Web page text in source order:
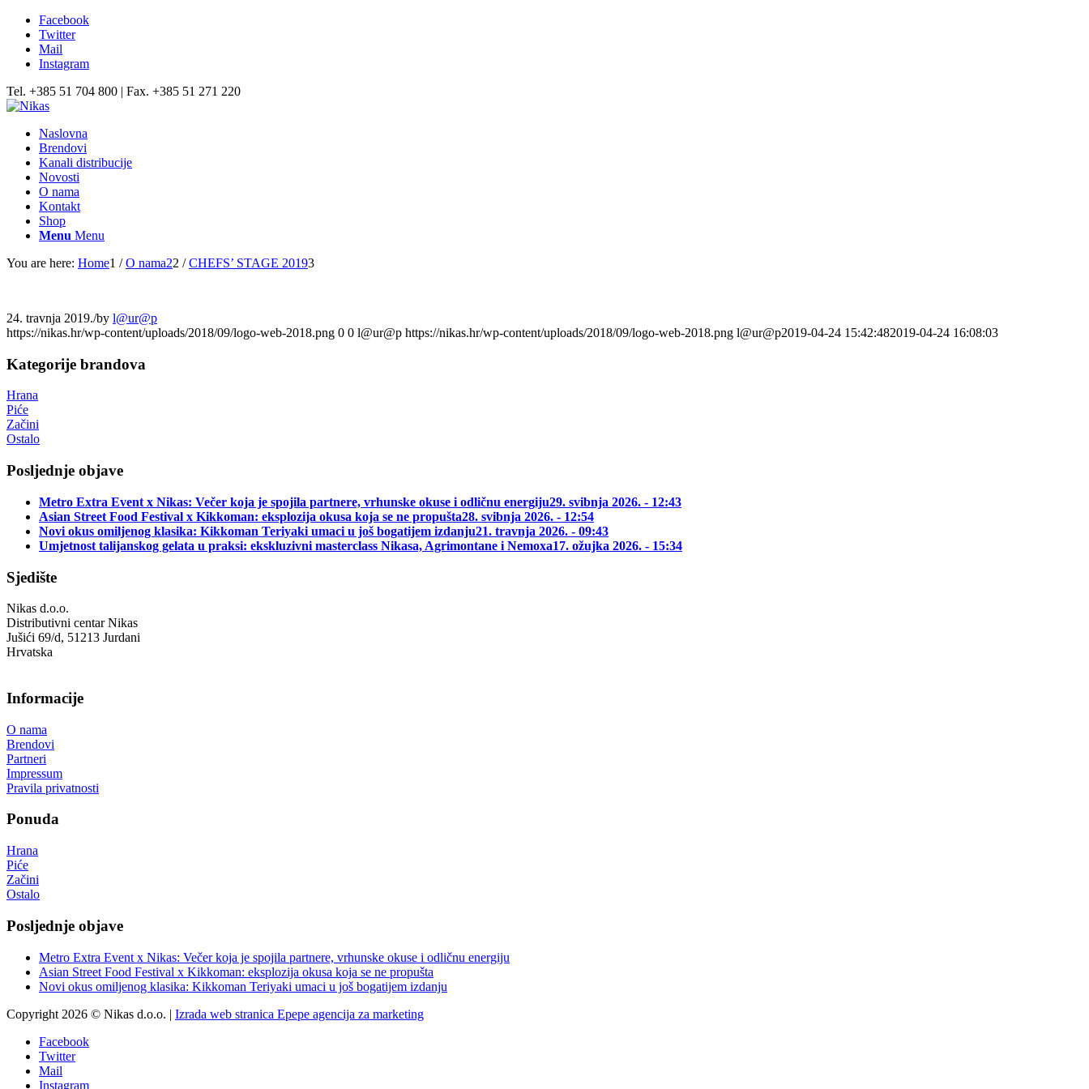
Facebook
Twitter
Mail
Instagram
Tel. +385 51 704 800 | Fax. +385 51 271 220
Naslovna
Brendovi
Kanali distribucije
Novosti
O nama
Kontakt
Shop
Menu Menu
You are here: Home1 / O nama22 / CHEFS’ STAGE 20193
24. travnja 2019./by l@ur@p
https://nikas.hr/wp-content/uploads/2018/09/logo-web-2018.png 0 0 l@ur@p https://nikas.hr/wp-content/uploads/2018/09/logo-web-2018.png l@ur@p2019-04-24 15:42:482019-04-24 16:08:03
Kategorije brandova
Hrana
Piće
Začini
Ostalo
Posljednje objave
Metro Extra Event x Nikas: Večer koja je spojila partnere, vrhunske okuse i odličnu energiju29. svibnja 2026. - 12:43
Asian Street Food Festival x Kikkoman: eksplozija okusa koja se ne propušta28. svibnja 2026. - 12:54
Novi okus omiljenog klasika: Kikkoman Teriyaki umaci u još bogatijem izdanju21. travnja 2026. - 09:43
Umjetnost talijanskog gelata u praksi: ekskluzivni masterclass Nikasa, Agrimontane i Nemoxa17. ožujka 2026. - 15:34
Sjedište
Nikas d.o.o.
Distributivni centar Nikas
Jušići 69/d, 51213 Jurdani
Hrvatska
Informacije
O nama
Brendovi
Partneri
Impressum
Pravila privatnosti
Ponuda
Hrana
Piće
Začini
Ostalo
Posljednje objave
Metro Extra Event x Nikas: Večer koja je spojila partnere, vrhunske okuse i odličnu energiju
Asian Street Food Festival x Kikkoman: eksplozija okusa koja se ne propušta
Novi okus omiljenog klasika: Kikkoman Teriyaki umaci u još bogatijem izdanju
Copyright 2026 © Nikas d.o.o. | Izrada web stranica Epepe agencija za marketing
Facebook
Twitter
Mail
Instagram